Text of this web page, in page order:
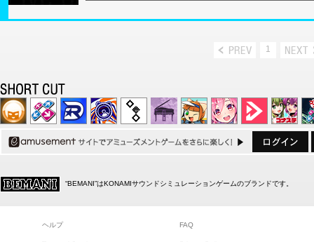
1
“BEMANI”はKONAMIサウンドシミュレーションゲームのブランドです。
ヘルプ FAQ